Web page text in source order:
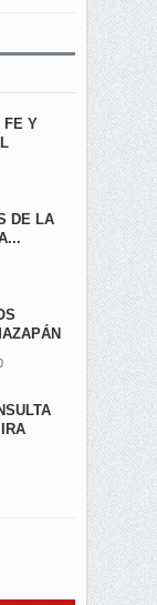
FE Y
DE LA